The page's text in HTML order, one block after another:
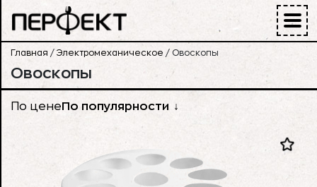
Главная / Электромеханическое / Овоскопы
Овоскопы
По цене По популярности